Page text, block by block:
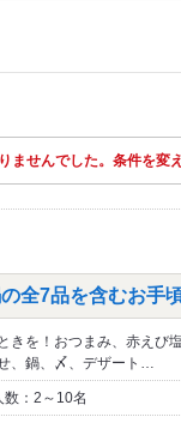
せんでした。条件を変
の全7品を含むお
きを！おつまみ、赤えび
、鍋、〆、デザート…
数：2～10名